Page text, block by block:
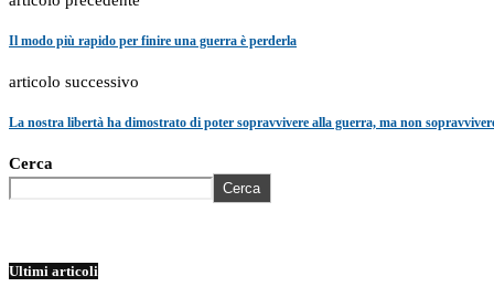
Il modo più rapido per finire una guerra è perderla
articolo successivo
La nostra libertà ha dimostrato di poter sopravvivere alla guerra, ma non
Cerca
Cerca
Ultimi articoli